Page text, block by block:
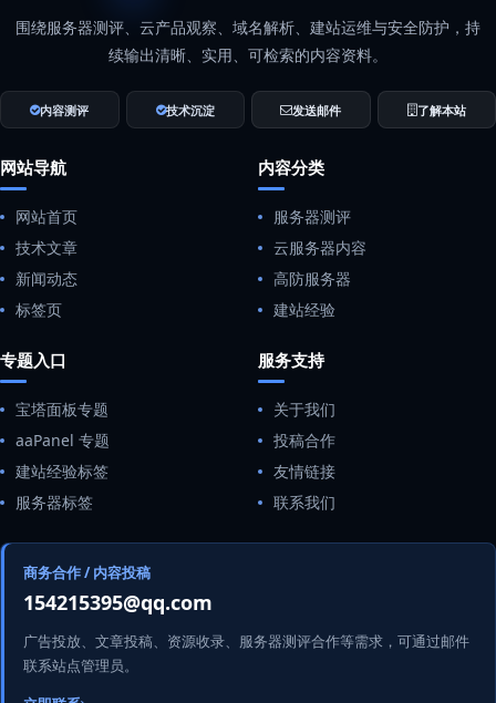
围绕服务器测评、云产品观察、域名解析、建站运维与安全防护，持
续输出清晰、实用、可检索的内容资料。
内容测评 技术沉淀 发送邮件 了解本站
网站导航
网站首页
技术文章
新闻动态
标签页
内容分类
服务器测评
云服务器内容
高防服务器
建站经验
专题入口
宝塔面板专题
aaPanel 专题
建站经验标签
服务器标签
服务支持
关于我们
投稿合作
友情链接
联系我们
商务合作 / 内容投稿
154215395@qq.com
广告投放、文章投稿、资源收录、服务器测评合作等需求，可通过邮件
联系站点管理员。